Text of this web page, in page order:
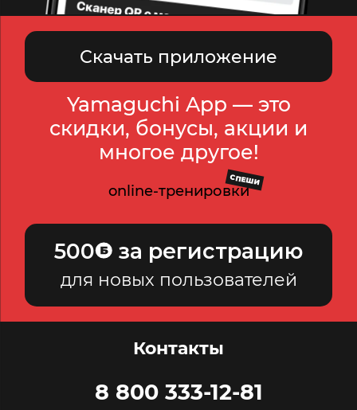
Скачать приложение
Yamaguchi App — это
скидки, бонусы, акции и
многое другое!
online-тренировки
СПЕШИ
500 за регистрацию
для новых пользователей
Контакты
8 800 333-12-81